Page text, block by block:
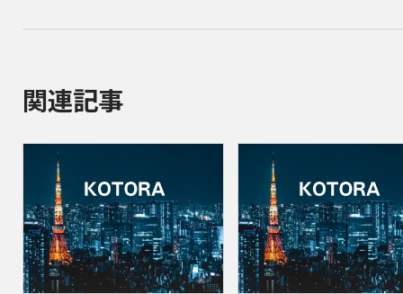
関連記事